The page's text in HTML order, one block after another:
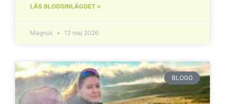
LÄS BLOGGINLÄGGET »
Magnus 12 maj 2026
BLOGG